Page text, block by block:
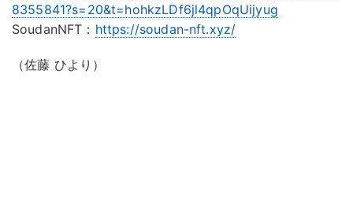
8355841?s=20&t=hohkzLDf6jl4qpOqUijyug
SoudanNFT： https://soudan-nft.xyz/
（佐藤 ひより）